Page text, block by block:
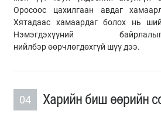
Оросоос цахилгаан авдаг
Хятадаас хамаардаг болох нь
Нэмэгдэхүүний
нийлбэр өөрчлөгдөхгүй шүү дээ.
04 Харийн биш өөрийн